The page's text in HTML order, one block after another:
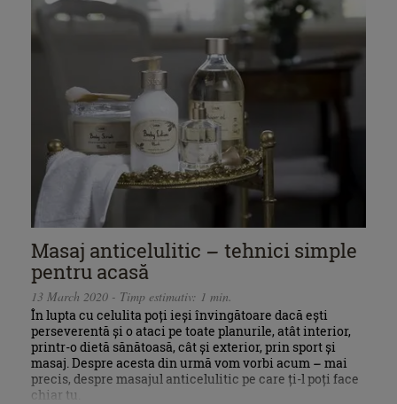
Masaj anticelulitic – tehnici simple
pentru acasă
13 March 2020 - Timp estimativ: 1 min.
În lupta cu celulita poți ieși învingătoare dacă ești
perseverentă și o ataci pe toate planurile, atât interior,
printr-o dietă sănătoasă, cât și exterior, prin sport și
masaj. Despre acesta din urmă vom vorbi acum – mai
precis, despre masajul anticelulitic pe care ți-l poți face
chiar tu.